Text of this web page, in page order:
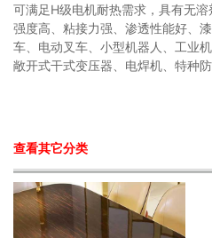
可满足H级电机耐热需求，具有无
强度高、粘接力强、渗透性能好、
车、电动叉车、小型机器人、工业
敞开式干式变压器、电焊机、特种防
查看其它分类